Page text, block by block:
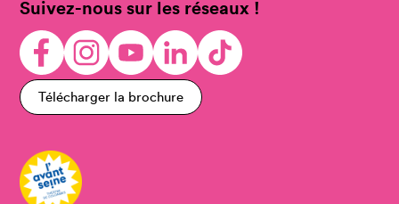
Suivez-nous sur les réseaux !
Télécharger la brochure